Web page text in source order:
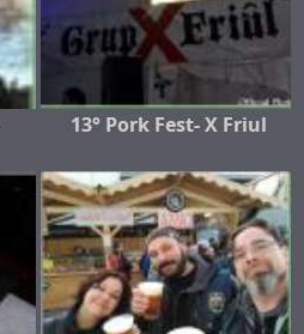
13° Pork Fest- X Friul